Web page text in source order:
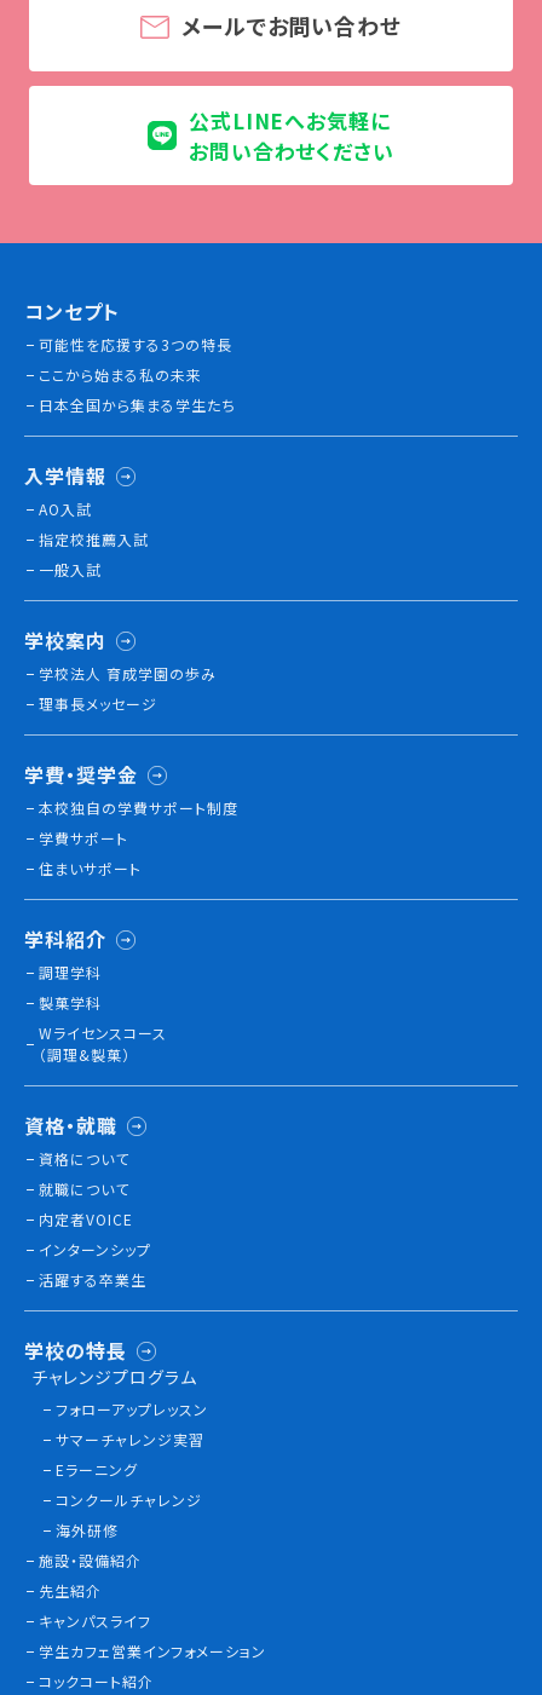
メールでお問い合わせ
公式LINEへお気軽に
お問い合わせください
コンセプト
可能性を応援する3つの特長
ここから始まる私の未来
日本全国から集まる学生たち
入学情報
AO入試
指定校推薦入試
一般入試
学校案内
学校法人 育成学園の歩み
理事長メッセージ
学費・奨学金
本校独⾃の学費サポート制度
学費サポート
住まいサポート
学科紹介
調理学科
製菓学科
Wライセンスコース
（調理&製菓）
資格・就職
資格について
就職について
内定者VOICE
インターンシップ
活躍する卒業生
学校の特長
チャレンジプログラム
フォローアップレッスン
サマーチャレンジ実習
Eラーニング
コンクールチャレンジ
海外研修
施設・設備紹介
先生紹介
キャンパスライフ
学生カフェ営業インフォメーション
コックコート紹介